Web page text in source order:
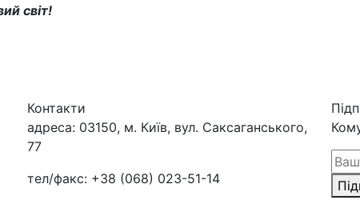
світ!
Контакти
адреса: 03150, м. Київ, вул. Саксаганського,
77
тел/факс: +38 (068) 023-51-14